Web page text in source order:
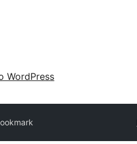
WordPress